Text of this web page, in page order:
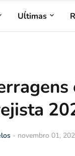
Uĺtimas
- novembro 01,